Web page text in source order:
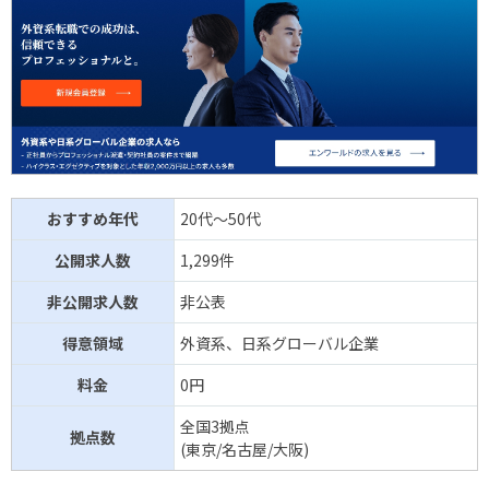
おすすめ年代
20代～50代
公開求人数
1,299件
非公開求人数
非公表
得意領域
外資系、日系グローバル企業
料金
0円
拠点数
全国3拠点
(東京/名古屋/大阪)